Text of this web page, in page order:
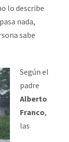
lo describe
nada,
sabe
Según el
padre
Alberto
Franco,
las